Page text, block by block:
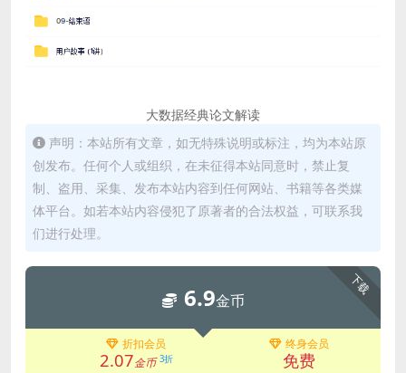
大数据经典论文解读
声明：本站所有文章，如无特殊说明或标注，均为本站原
创发布。任何个人或组织，在未征得本站同意时，禁止复
制、盗用、采集、发布本站内容到任何网站、书籍等各类媒
体平台。如若本站内容侵犯了原著者的合法权益，可联系我
们进行处理。
下载
6.9金币
折扣会员
2.07金币 3折
终身会员
免费